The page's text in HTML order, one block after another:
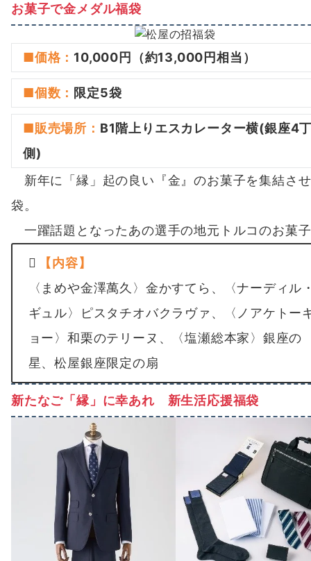
お菓子で金メダル福袋
■価格： 10,000円（約13,000円相当）
■個数 ： 限定5袋
■販売場所 ： B1階上りエスカレーター横(銀座4
側)
新年に「縁」起の良い『金』のお菓子を集結さ
袋。
一躍話題となったあの選手の地元トルコのお菓
【内容】
〈まめや金澤萬久〉金かすてら、〈ナーディル
ギュル〉ピスタチオバクラヴァ、〈ノアケトー
ョー〉和栗のテリーヌ、〈塩瀬総本家〉銀座の
星、松屋銀座限定の扇
新たなご「縁」に幸あれ 新生活応援福袋